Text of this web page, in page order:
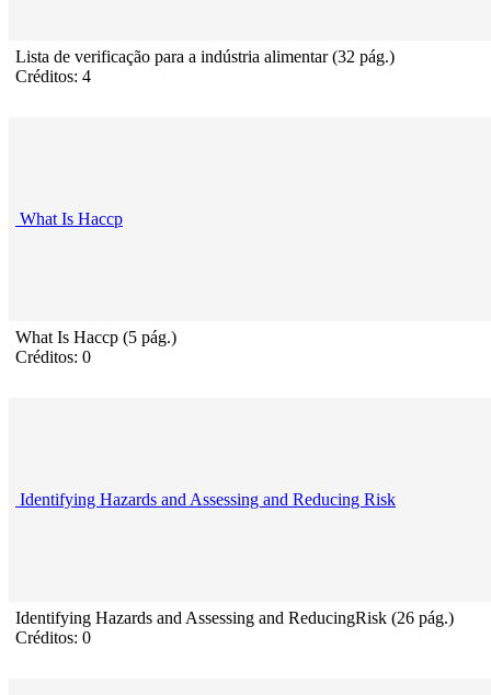
Lista de verificação para a indústria alimentar (32 pág.)
Créditos: 4
What Is Haccp
What Is Haccp (5 pág.)
Créditos: 0
Identifying Hazards and Assessing and Reducing Risk
Identifying Hazards and Assessing and ReducingRisk (26 pág.)
Créditos: 0